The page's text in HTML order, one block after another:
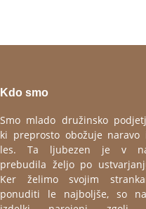
Kdo smo
Smo mlado družinsko
ki preprosto obožuje naravo
les. Ta ljubezen je v
prebudila željo po
Ker želimo svojim
ponuditi le najboljše, so